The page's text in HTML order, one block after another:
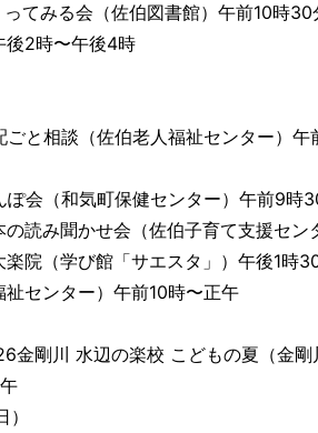
ってみる会（佐伯図書館）午前10時
後2時〜午後4時
ごと相談（佐伯老人福祉センター）午
ぽ会（和気町保健センター）午前9時
の読み聞かせ会（佐伯子育て支援セン
楽院（学び館「サエスタ」）午後1時
センター）午前10時〜正午
金剛川 水辺の楽校 こどもの夏（金